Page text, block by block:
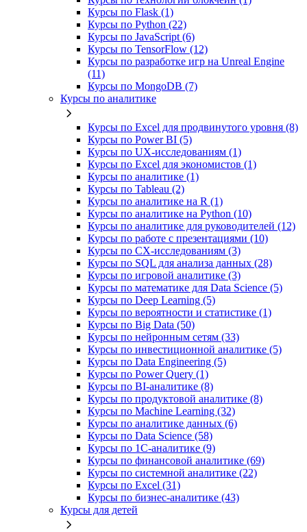
Курсы по Flask (1)
Курсы по Python (22)
Курсы по JavaScript (6)
Курсы по TensorFlow (12)
Курсы по разработке игр на Unreal Engine
(11)
Курсы по MongoDB (7)
Курсы по аналитике
Курсы по Excel для продвинутого уровня (8)
Курсы по Power BI (5)
Курсы по UX‑исследованиям (1)
Курсы по Excel для экономистов (1)
Курсы по аналитике (1)
Курсы по Tableau (2)
Курсы по аналитике на R (1)
Курсы по аналитике на Python (10)
Курсы по аналитике для руководителей (12)
Курсы по работе с презентациями (10)
Курсы по CX-исследованиям (3)
Курсы по SQL для анализа данных (28)
Курсы по игровой аналитике (3)
Курсы по математике для Data Science (5)
Курсы по Deep Learning (5)
Курсы по вероятности и статистике (1)
Курсы по Big Data (50)
Курсы по нейронным сетям (33)
Курсы по инвестиционной аналитике (5)
Курсы по Data Engineering (5)
Курсы по Power Query (1)
Курсы по BI‑аналитике (8)
Курсы по продуктовой аналитике (8)
Курсы по Machine Learning (32)
Курсы по аналитике данных (6)
Курсы по Data Science (58)
Курсы по 1С‑аналитике (9)
Курсы по финансовой аналитике (69)
Курсы по системной аналитике (22)
Курсы по Excel (31)
Курсы по бизнес‑аналитике (43)
Курсы для детей